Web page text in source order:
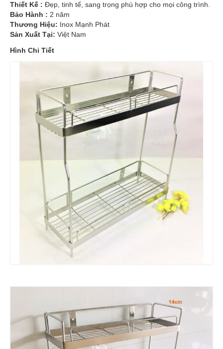
Thiết Kế : Đẹp, tinh tế, sang trọng phù hợp cho mọi công trình.
Bảo Hành : 2 năm
Thương Hiệu: Inox Mạnh Phát
Sản Xuất Tại: Việt Nam
Hình Chi Tiết